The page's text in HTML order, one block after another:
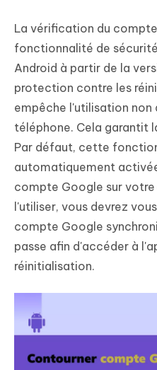
iAnyGo
La vérification du
fonctionnalité de
Android à partir de la
protection contre les
empêche l'utilisation
téléphone. Cela garantit
Par défaut, cette
automatiquement
compte Google sur votre
l'utiliser, vous devrez
compte Google
passe afin d'accéder à
réinitialisation.